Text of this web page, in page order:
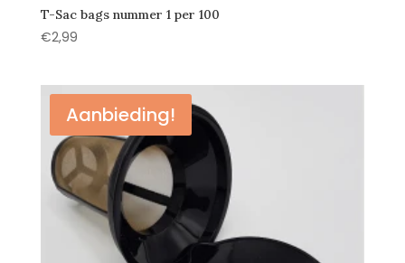
T-Sac bags nummer 1 per 100
€2,99
Aanbieding!